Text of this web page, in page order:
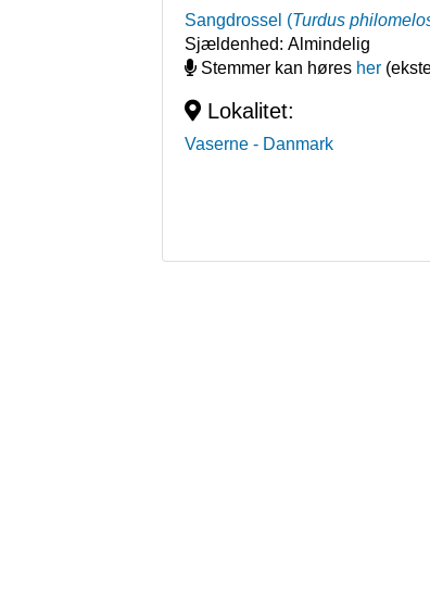
Sangdrossel (Turdus
Sjældenhed:Almindelig
Stemmer kan høres her
Lokalitet:
Vaserne - Danmark